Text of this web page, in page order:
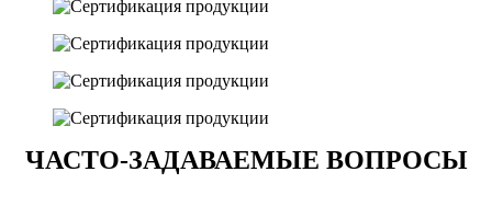
ЧАСТО-ЗАДАВАЕМЫЕ ВОПРОСЫ